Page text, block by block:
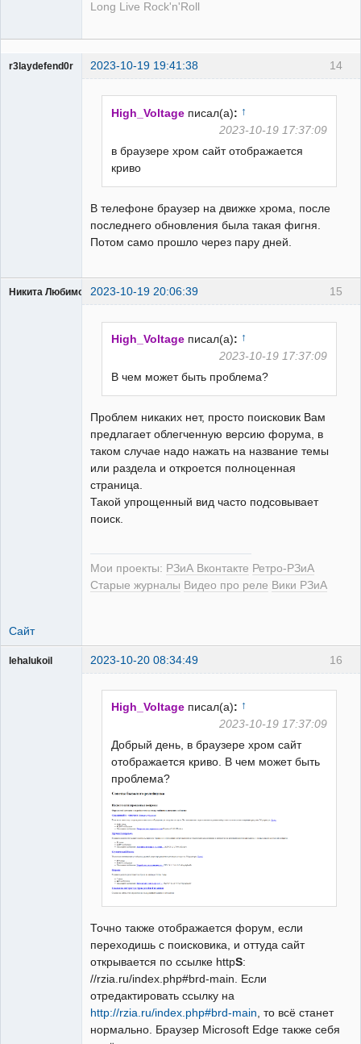
Long Live Rock'n'Roll
14
r3laydefend0r 2023-10-19 19:41:38
High_Voltage писал(а): ↑
2023-10-19 17:37:09
в браузере хром сайт отображается
криво
В телефоне браузер на движке хрома, после
последнего обновления была такая фигня.
Потом само прошло через пару дней.
15
Никита Любимов 2023-10-19 20:06:39
High_Voltage писал(а): ↑
2023-10-19 17:37:09
В чем может быть проблема?
Проблем никаких нет, просто поисковик Вам
предлагает облегченную версию форума, в
таком случае надо нажать на название темы
или раздела и откроется полноценная
страница.
Такой упрощенный вид часто подсовывает
поиск.
Мои проекты: РЗиА Вконтакте Ретро-РЗиА
Старые журналы Видео про реле Вики РЗиА
Сайт
16
lehalukoil 2023-10-20 08:34:49
High_Voltage писал(а): ↑
2023-10-19 17:37:09
Добрый день, в браузере хром сайт
отображается криво. В чем может быть
проблема?
Точно также отображается форум, если
переходишь с поисковика, и оттуда сайт
открывается по ссылке httpS:
//rzia.ru/index.php#brd-main. Если
отредактировать ссылку на
http://rzia.ru/index.php#brd-main , то всё станет
нормально. Браузер Microsoft Edge также себя